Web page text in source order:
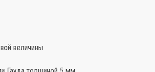
величины